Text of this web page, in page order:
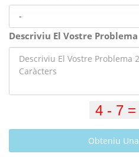
Descriviu El Vostre Problema
Obteniu